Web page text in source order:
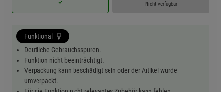
Nicht verfügbar
Funktional
Deutliche Gebrauchsspuren.
Funktion nicht beeinträchtigt.
Verpackung kann beschädigt sein oder der Artikel wurde
umverpackt.